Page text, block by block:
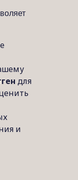
для
и